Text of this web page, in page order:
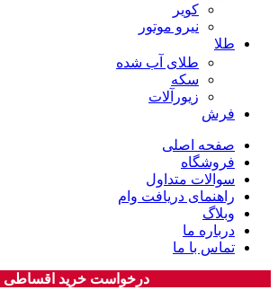
کویر
نیرو موتور
طلا
طلای آب شده
سکه
زیورآلات
فرش
صفحه اصلی
فروشگاه
سوالات متداول
راهنمای دریافت وام
وبلاگ
درباره ما
تماس با ما
درخواست خرید اقساطی